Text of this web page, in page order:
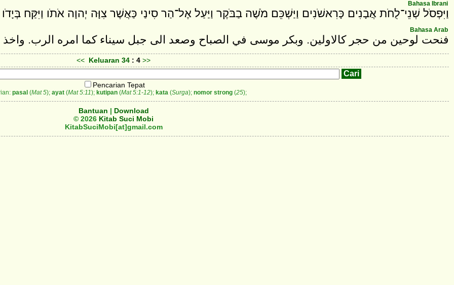
Bahasa Ibrani
וַיִּפְסֹל שְׁנֵי־לֻחֹת אֲבָנִים כָּרִאשֹׁנִים וַיַּשְׁכֵּם מֹשֶׁה בַבֹּקֶר וַיַּעַל אֶל־הַר סִינַי כַּאֲשֶׁר צִוָּה יְהוָה אֹתֹו וַיִּקַּח בְּיָדֹו
Bahasa Arab
فنحت لوحين من حجر كالاولين. وبكر موسى في الصباح وصعد الى جبل سيناء كما امره الرب.
<< Keluaran 34 : 4 >>
Pencarian Tepat
pasal(Mat 5); ayat(Mat 5:11); kutipan(Mat 5:1-12); kata (Surga); nomor strong(25);
Bantuan | Download
© 2026 Kitab Suci Mobi
KitabSuciMobi[at]gmail.com